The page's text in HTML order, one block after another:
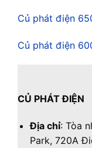
Củ phát điện
Củ phát điện
CỦ PHÁT ĐIỆN
Địa chỉ: Tòa
Park, 720A